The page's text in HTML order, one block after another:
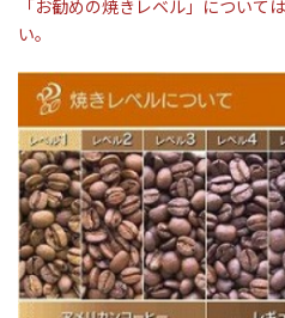
「お勧めの焼きレベル」について
い。